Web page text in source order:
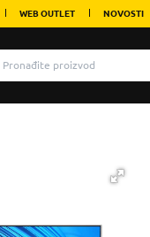
WEB OUTLET NOVOSTI